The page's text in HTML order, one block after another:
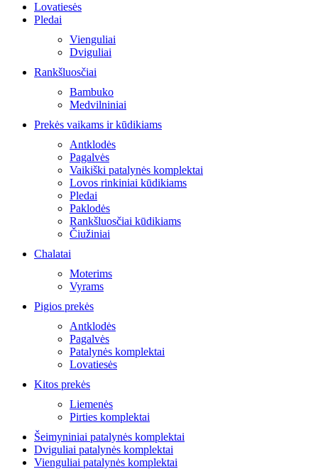
Lovatiesės
Pledai
Vienguliai
Dviguliai
Rankšluosčiai
Bambuko
Medvilniniai
Prekės vaikams ir kūdikiams
Antklodės
Pagalvės
Vaikiški patalynės komplektai
Lovos rinkiniai kūdikiams
Pledai
Paklodės
Rankšluosčiai kūdikiams
Čiužiniai
Chalatai
Moterims
Vyrams
Pigios prekės
Antklodės
Pagalvės
Patalynės komplektai
Lovatiesės
Kitos prekės
Liemenės
Pirties komplektai
Šeimyniniai patalynės komplektai
Dviguliai patalynės komplektai
Vienguliai patalynės komplektai